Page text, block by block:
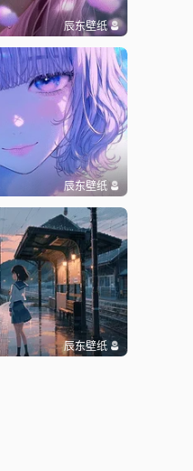
辰东壁纸
辰东壁纸
辰东壁纸